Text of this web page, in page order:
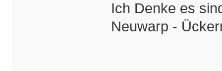
Ich Denke es
Neuwarp -